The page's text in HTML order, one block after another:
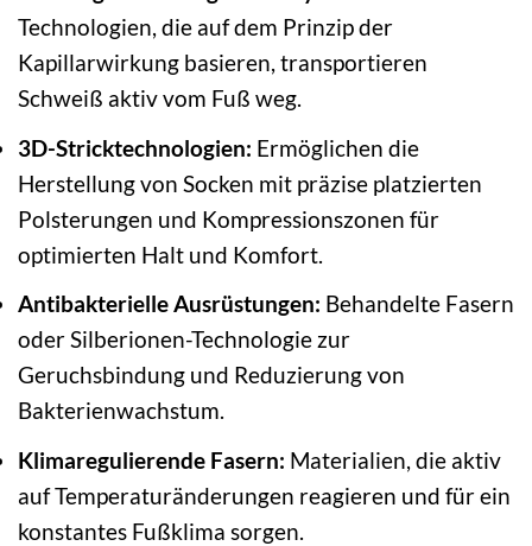
Technologien, die auf dem Prinzip der
Kapillarwirkung basieren, transportieren
Schweiß aktiv vom Fuß weg.
3D-Stricktechnologien: Ermöglichen die
Herstellung von Socken mit präzise platzierten
Polsterungen und Kompressionszonen für
optimierten Halt und Komfort.
Antibakterielle Ausrüstungen: Behandelte Fasern
oder Silberionen-Technologie zur
Geruchsbindung und Reduzierung von
Bakterienwachstum.
Klimaregulierende Fasern: Materialien, die aktiv
auf Temperaturänderungen reagieren und für ein
konstantes Fußklima sorgen.